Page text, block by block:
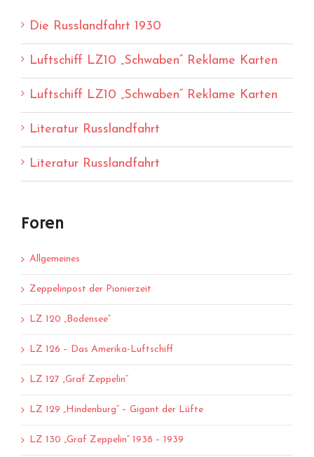
Die Russlandfahrt 1930
Luftschiff LZ10 „Schwaben“ Reklame Karten
Luftschiff LZ10 „Schwaben“ Reklame Karten
Literatur Russlandfahrt
Literatur Russlandfahrt
Foren
Allgemeines
Zeppelinpost der Pionierzeit
LZ 120 „Bodensee“
LZ 126 – Das Amerika-Luftschiff
LZ 127 „Graf Zeppelin“
LZ 129 „Hindenburg“ – Gigant der Lüfte
LZ 130 „Graf Zeppelin“ 1938 – 1939